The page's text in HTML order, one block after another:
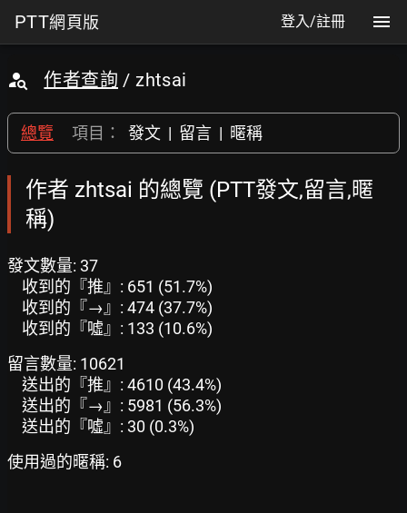
PTT網頁版 登入/註冊
作者查詢 / zhtsai
總覽 項目： 發文 | 留言 | 暱稱
作者 zhtsai 的總覽 (PTT發文,留言,暱
稱)
發文數量: 37
收到的『推』: 651 (51.7%)
收到的『→』: 474 (37.7%)
收到的『噓』: 133 (10.6%)
留言數量: 10621
送出的『推』: 4610 (43.4%)
送出的『→』: 5981 (56.3%)
送出的『噓』: 30 (0.3%)
使用過的暱稱: 6